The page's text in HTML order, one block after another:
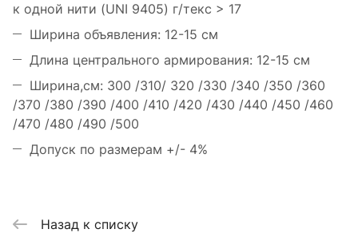
к одной нити (UNI 9405) г/текс > 17
Ширина объявления: 12-15 см
Длина центрального армирования: 12-15 см
Ширина,см: 300 /310/ 320 /330 /340 /350 /360
/370 /380 /390 /400 /410 /420 /430 /440 /450 /460
/470 /480 /490 /500
Допуск по размерам +/- 4%
Назад к списку